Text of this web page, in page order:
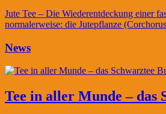
Jute Tee – Die Wiederentdeckung einer
normalerweise: die Jutepflanze
News
Tee in aller Munde – das